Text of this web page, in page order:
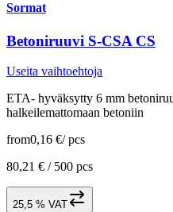
Sormat
Betoniruuvi S-CSA CS
Useita vaihtoehtoja
ETA- hyväksytty 6 mm
halkeilemattomaan betoniin
from0,16 €/ pcs
80,21 € / 500 pcs
25,5 % VAT